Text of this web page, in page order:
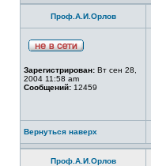
Проф.А.И.Орлов
Зарегистрирован: Вт сен 28,
2004 11:58 am
Сообщений: 12459
Вернуться наверх
Проф.А.И.Орлов